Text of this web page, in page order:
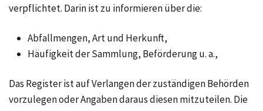
verpflichtet. Darin ist zu informieren über die:
Abfallmengen, Art und Herkunft,
Häufigkeit der Sammlung, Beförderung u. a.,
Das Register ist auf Verlangen der zuständigen Behörden
vorzulegen oder Angaben daraus diesen mitzuteilen. Die